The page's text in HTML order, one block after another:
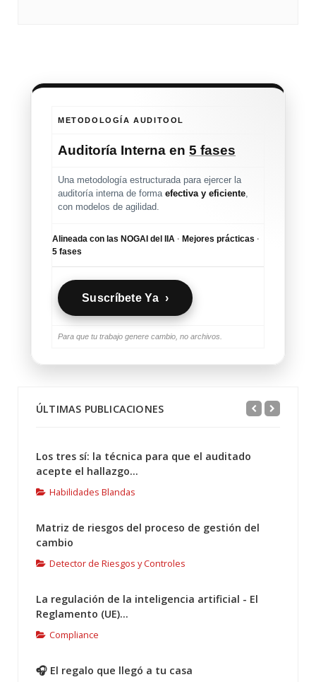
METODOLOGÍA AUDITOOL
Auditoría Interna en 5 fases
Una metodología estructurada para ejercer la
auditoría interna de forma efectiva y eficiente
con modelos de agilidad.
Alineada con las NOGAI del IIA · Mejores prácticas ·
5 fases
Suscríbete Ya ›
Para que tu trabajo genere cambio, no archivos.
ÚLTIMAS PUBLICACIONES
Los tres sí: la técnica para que el auditado
acepte el hallazgo...
Habilidades Blandas
Matriz de riesgos del proceso de gestión del
cambio
Detector de Riesgos y Controles
La regulación de la inteligencia artificial - El
Reglamento (UE)...
Compliance
🎧 El regalo que llegó a tu casa